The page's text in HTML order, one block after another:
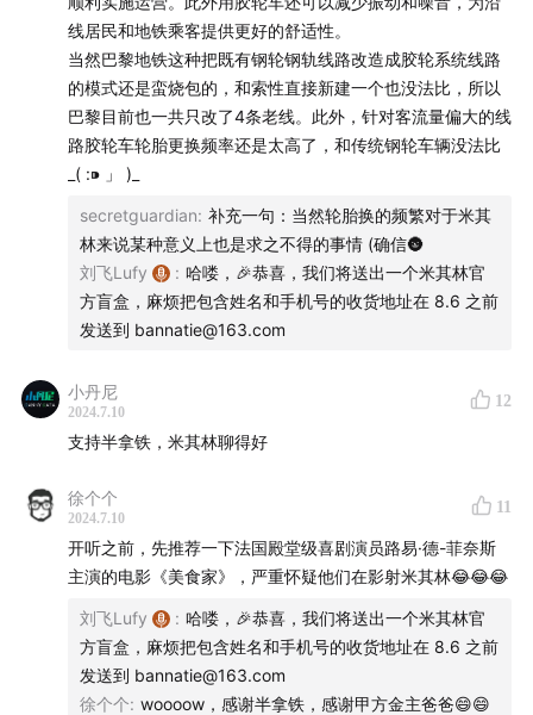
早年间的台球广告
线居民和地铁乘客提供更好的舒适性。
当然巴黎地铁这种把既有钢轮钢轨线路改造成胶轮系统线路
的模式还是蛮烧包的，和索性直接新建一个也没法比，所以
巴黎目前也一共只改了4条老线。此外，针对客流量偏大的线
路胶轮车轮胎更换频率还是太高了，和传统钢轮车辆没法比
_( :⁍ 」 )_
secretguardian: 补充一句：当然轮胎换的频繁对于米其
林来说某种意义上也是求之不得的事情 (确信🌚
刘飞Lufy
: 哈喽，🎉恭喜，我们将送出一个米其林官
方盲盒，麻烦把包含姓名和手机号的收货地址在 8.6 之前
发送到 bannatie@163.com
小丹尼
2024.7.10
12
支持半拿铁，米其林聊得好
徐个个
2024.7.10
11
开听之前，先推荐一下法国殿堂级喜剧演员路易·德-菲奈斯
主演的电影《美食家》，严重怀疑他们在影射米其林😂😂😂
刘飞Lufy : 哈喽，🎉恭喜，我们将送出一个米其林官
方盲盒，麻烦把包含姓名和手机号的收货地址在 8.6 之前
发送到 bannatie@163.com
徐个个: woooow，感谢半拿铁，感谢甲方金主爸爸😄😄